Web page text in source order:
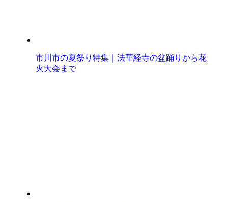
市川市の夏祭り特集｜法華経寺の盆踊りから花
火大会まで